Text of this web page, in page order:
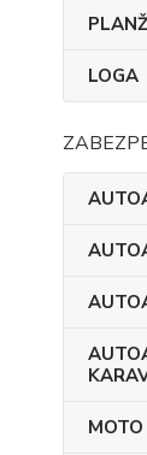
LOGA